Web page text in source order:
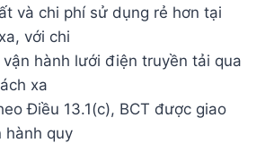
và chi phí sử dụng rẻ hơn tại
với chi
hành lưới điện truyền tải qua
xa
Điều 13.1(c), BCT được giao
hành quy